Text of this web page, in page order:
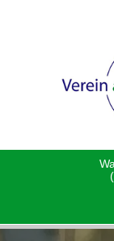
Katzen
Danke an die
Vorstand
Satzung